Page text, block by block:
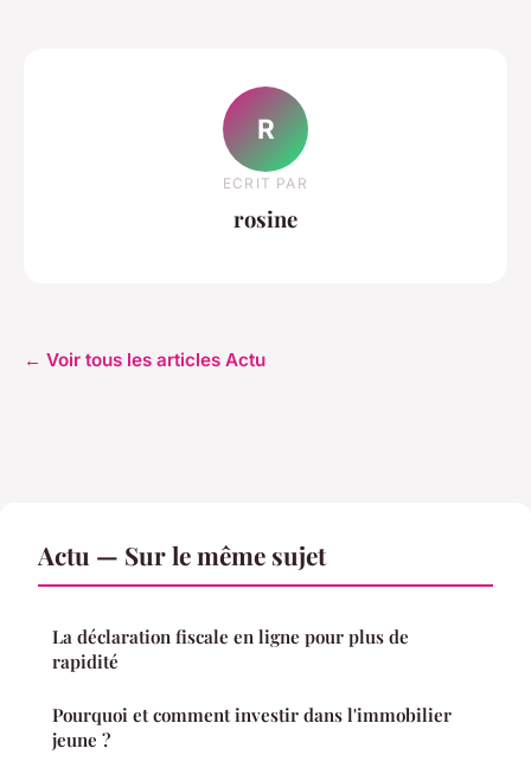
R
ECRIT PAR
rosine
← Voir tous les articles Actu
Actu — Sur le même sujet
La déclaration fiscale en ligne pour plus de
rapidité
Pourquoi et comment investir dans l'immobilier
jeune ?